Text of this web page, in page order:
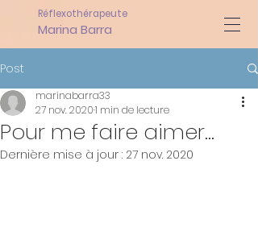
Marina Barra
Réflexothérapeute
Post
Pour me faire aimer...
marinabarra33
27 nov. 20201 min de lecture
Dernière mise à jour : 27 nov. 2020